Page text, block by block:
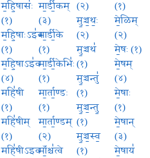
म॒हि॒षासः॑
(१)
म॒हि॒षाःऽइ॑व
(१)
म॒हि॒षाऽइ॑व
(४)
महि॑षी
(१)
महि॑षीम्
(१)
महि॑षीऽइव
मा॒र्डी॒कम्
(३)
मा॒र्डी॒के
(१)
मा॒र्डी॒केभिः॑
(१)
मा॒र्ता॒ण्डः
(१)
मा॒र्ता॒ण्डम्
(२)
माँ॒श्च॑त्वे
(२)
मु॒ञ्च॒थः॒
(२)
मु॒ञ्चथ॑
(१)
मु॒ञ्चन्तु॑
(१)
मु॒ञ्च॒न्तु॒
(१)
मु॒ञ्च॒स्व॒
(१)
(१)
मे॒ळिम्
(२)
मे॒षः (१)
मे॒षम्
(४)
मे॒षाः
(१)
मे॒षान्
(३)
मे॒षाय॑